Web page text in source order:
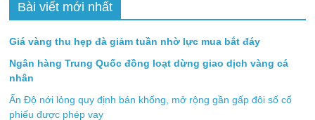
Bài viết mới nhất
Giá vàng thu hẹp đà giảm tuần nhờ lực mua bắt đáy
Ngân hàng Trung Quốc đồng loạt dừng giao dịch vàng cá
nhân
Ấn Độ nới lỏng quy định bán khống, mở rộng gần gấp đôi số cổ
phiếu được phép vay